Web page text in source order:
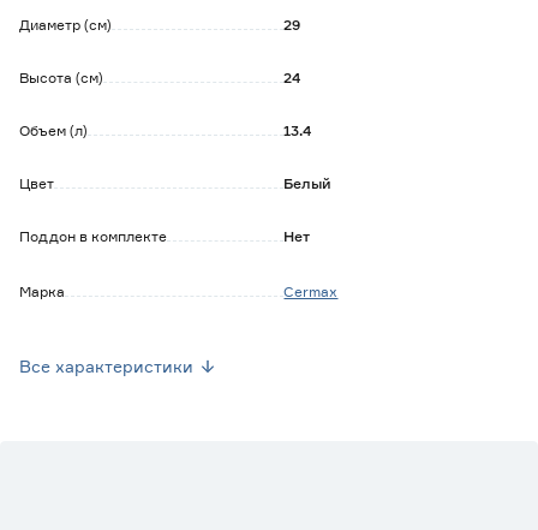
Диаметр (см) 29
Высота (см) 24
Объем (л) 13.4
Цвет Белый
Поддон в комплекте Нет
Марка Cermax
Все характеристики